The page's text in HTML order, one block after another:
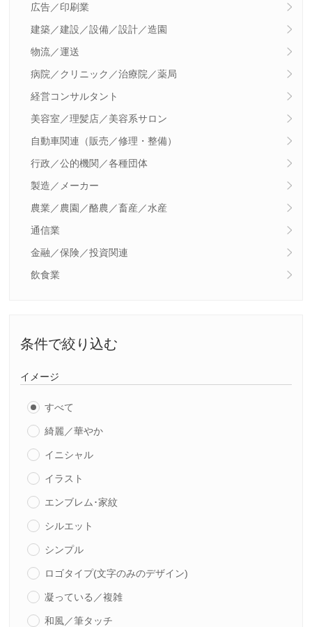
広告／印刷業
建築／建設／設備／設計／造園
物流／運送
病院／クリニック／治療院／薬局
経営コンサルタント
美容室／理髪店／美容系サロン
自動車関連（販売／修理・整備）
行政／公的機関／各種団体
製造／メーカー
農業／農園／酪農／畜産／水産
通信業
金融／保険／投資関連
飲食業
条件で絞り込む
イメージ
すべて
綺麗／華やか
イニシャル
イラスト
エンブレム･家紋
シルエット
シンプル
ロゴタイプ(文字のみのデザイン)
凝っている／複雑
和風／筆タッチ